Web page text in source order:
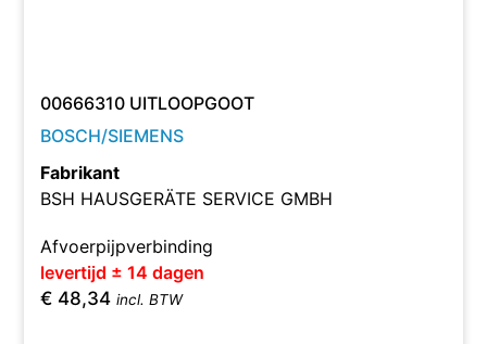
00666310 UITLOOPGOOT
BOSCH/SIEMENS
Fabrikant
BSH HAUSGERÄTE SERVICE GMBH
Afvoerpijpverbinding
levertijd ± 14 dagen
€ 48,34 incl. BTW